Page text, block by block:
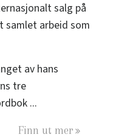
salg på
samlet arbeid som
av hans
tre
...
Finn ut mer